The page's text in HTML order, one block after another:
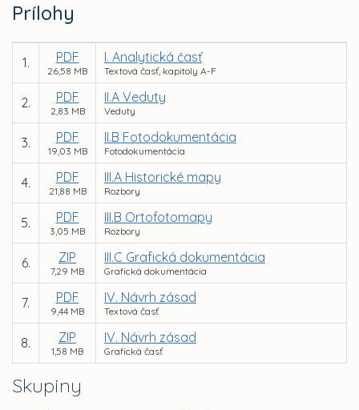
Skupiny
Prílohy
1. PDF
26,58 MB
I. Analytická časť
Textová časť, kapitoly A-F
2. PDF
2,83 MB
II.A Veduty
Veduty
3. PDF
19,03 MB
II.B Fotodokumentácia
Fotodokumentácia
4. PDF
21,88 MB
III.A Historické mapy
Rozbory
5. PDF
3,05 MB
III.B Ortofotomapy
Rozbory
6. ZIP
7,29 MB
III.C Grafická dokumentácia
Grafická dokumentácia
7. PDF
9,44 MB
IV. Návrh zásad
Textová časť
8. ZIP
1,58 MB
IV. Návrh zásad
Grafická časť